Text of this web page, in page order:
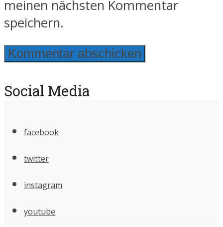
meinen nächsten Kommentar
speichern.
Social Media
facebook
twitter
instagram
youtube